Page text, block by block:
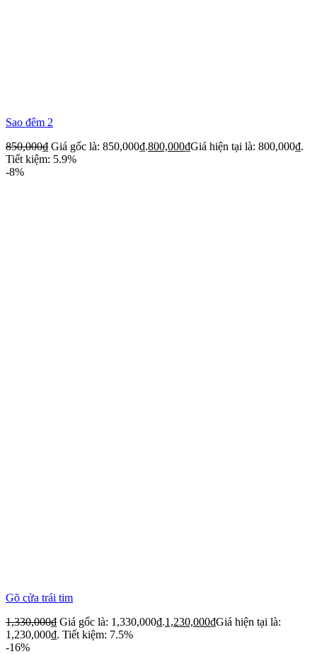
Sao đêm 2
850,000₫ Giá gốc là: 850,000₫.800,000₫Giá hiện tại là: 800,000₫.
Tiết kiệm: 5.9%
-8%
Gõ cửa trái tim
1,330,000₫ Giá gốc là: 1,330,000₫.1,230,000₫Giá hiện tại là:
1,230,000₫. Tiết kiệm: 7.5%
-16%